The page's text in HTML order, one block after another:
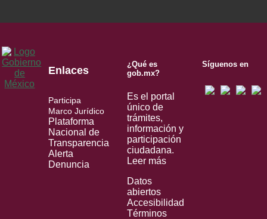
Enlaces
Participa
Marco Jurídico
Plataforma
Nacional de
Transparencia
Alerta
Denuncia
¿Qué es
gob.mx?
Es el portal
único de
trámites,
información y
participación
ciudadana.
Leer más
Datos
abiertos
Accesibilidad
Términos
Síguenos en